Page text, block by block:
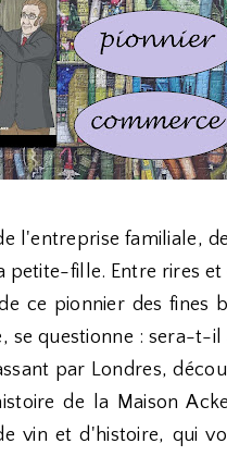
l'entreprise familiale,
petite-fille. Entre rires
ce pionnier des fines
se questionne : sera-t-
par Londres,
de la Maison
vin et d'histoire, qui